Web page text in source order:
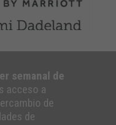
semanal de
acceso a
de
de